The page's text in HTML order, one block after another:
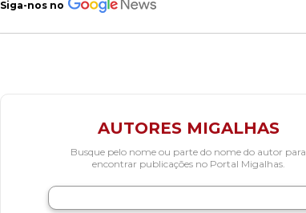
Siga-nos no
AUTORES MIGALHAS
Busque pelo nome ou parte do nome do autor para
encontrar publicações no Portal Migalhas.